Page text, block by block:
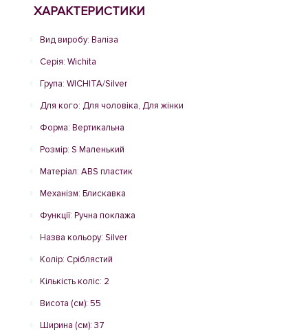
ХАРАКТЕРИСТИКИ
Вид виробу: Валіза
Серія: Wichita
Група: WICHITA/Silver
Для кого: Для чоловіка, Для жінки
Форма: Вертикальна
Розмір: S Маленький
Матеріал: ABS пластик
Механізм: Блискавка
Функції: Ручна поклажа
Назва кольору: Silver
Колір: Сріблястий
Кількість коліс: 2
Висота (см): 55
Ширина (см): 37